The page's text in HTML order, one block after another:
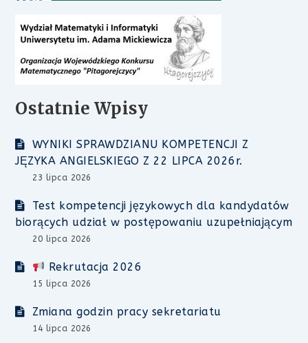
Ostatnie Wpisy
WYNIKI SPRAWDZIANU KOMPETENCJI Z
JĘZYKA ANGIELSKIEGO Z 22 LIPCA 2026r.
23 lipca 2026
Test kompetencji językowych dla kandydatów
biorących udział w postępowaniu uzupełniającym
20 lipca 2026
Rekrutacja 2026
15 lipca 2026
Zmiana godzin pracy sekretariatu
14 lipca 2026